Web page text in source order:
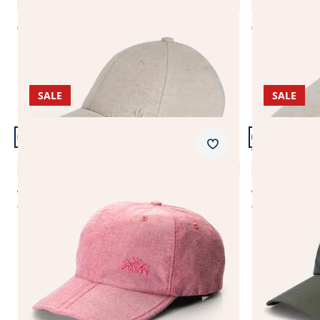
€ 49,99 € 59,99
Artikel 5 von 7.
SALE
€ 49,95
€ 14,99
Merkzettel
Artikel 6 von
SALE
Tag und
€ 49,99
€ 19,99
Seite 1 geladen. Zeige Produkte 1 bis 7 von 7.